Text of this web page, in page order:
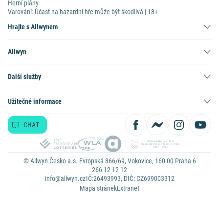
Herní plány
Varování: Účast na hazardní hře může být škodlivá | 18+
Hrajte s Allwynem
Allwyn
Další služby
Užitečné informace
CHAT
© Allwyn Česko a.s. Evropská 866/69, Vokovice, 160 00 Praha 6
266 12 12 12
info@allwyn.czIČ:26493993, DIČ: CZ699003312
Mapa stránekExtranet